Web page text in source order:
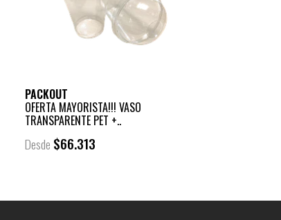
PACKOUT
OFERTA MAYORISTA!!! VASO
TRANSPARENTE PET +..
Desde $66.313